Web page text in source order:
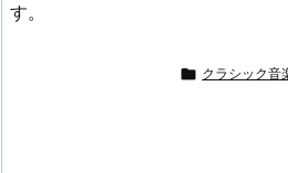
す。
 クラシック音